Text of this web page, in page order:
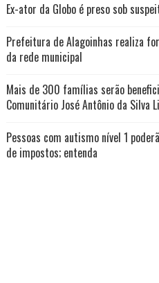
Ex-ator da Globo é preso sob
Prefeitura de Alagoinhas realiza
da rede municipal
Mais de 300 famílias serão
Comunitário José Antônio da Silva
Pessoas com autismo nível 1
de impostos; entenda